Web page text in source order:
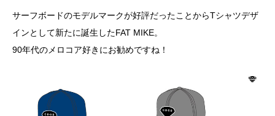
サーフボードのモデルマークが好評だったことからTシャツデザ
インとして新たに誕生したFAT MIKE。
90年代のメロコア好きにお勧めですね！